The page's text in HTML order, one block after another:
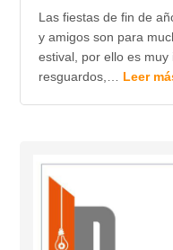
Las fiestas de fin de
y amigos son para
estival, por ello es
resguardos,… Leer